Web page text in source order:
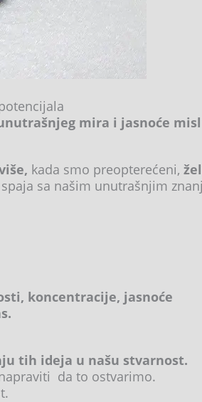
mira i jasnoće
kada smo preopterećeni,
sa našim unutrašnjim
koncentracije, jasnoće
tih ideja u našu stvarnost.
da to ostvarimo.